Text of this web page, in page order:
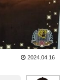
2024.04.16